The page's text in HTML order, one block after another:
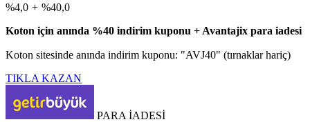
%4,0 + %40,0
Koton için anında %40 indirim kuponu + Avantajix para iadesi
Koton sitesinde anında indirim kuponu: "AVJ40" (tırnaklar hariç)
TIKLA KAZAN
PARA İADESİ